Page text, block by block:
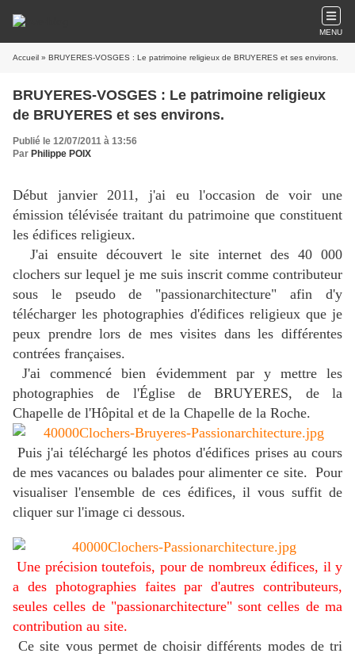
MENU
Accueil » BRUYERES-VOSGES : Le patrimoine religieux de BRUYERES et ses environs.
BRUYERES-VOSGES : Le patrimoine religieux
de BRUYERES et ses environs.
Publié le 12/07/2011 à 13:56
Par Philippe POIX
Début janvier 2011, j'ai eu l'occasion de voir une
émission télévisée traitant du patrimoine que constituent
les édifices religieux.
J'ai ensuite découvert le site internet des 40 000
clochers sur lequel je me suis inscrit comme contributeur
sous le pseudo de "passionarchitecture" afin d'y
télécharger les photographies d'édifices religieux que je
peux prendre lors de mes visites dans les différentes
contrées françaises.
J'ai commencé bien évidemment par y mettre les
photographies de l'Église de BRUYERES, de la
Chapelle de l'Hôpital et de la Chapelle de la Roche.
Puis j'ai téléchargé les photos d'édifices prises au cours
de mes vacances ou balades pour alimenter ce site. Pour
visualiser l'ensemble de ces édifices, il vous suffit de
cliquer sur l'image ci dessous.
Une précision toutefois, pour de nombreux édifices, il y
a des photographies faites par d'autres contributeurs,
seules celles de "passionarchitecture" sont celles de ma
contribution au site.
Ce site vous permet de choisir différents modes de tri